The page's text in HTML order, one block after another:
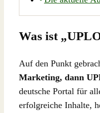
Was ist
Auf den Punkt
Marketing, dann
deutsche Portal für
erfolgreiche Inhalte,